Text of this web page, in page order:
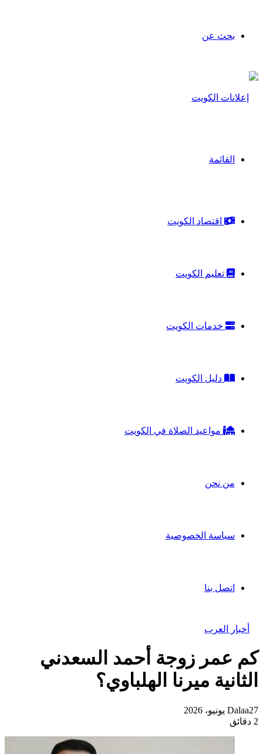
بحث عن
القائمة
اقتصاد الكويت
تعليم الكويت
خدمات الكويت
دليل الكويت
مواعيد الصلاة في الكويت
من نحن
سياسة الخصوصية
اتصل بنا
أخبار العرب
كم عمر زوجة أحمد السعدني
الثانية ميرنا الهلباوي؟
Dalaa27 يونيو، 2026
2 دقائق